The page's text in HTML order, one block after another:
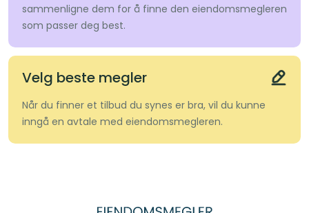
sammenligne dem for å finne den eiendomsmegleren
som passer deg best.
Velg beste megler
Når du finner et tilbud du synes er bra, vil du kunne
inngå en avtale med eiendomsmegleren.